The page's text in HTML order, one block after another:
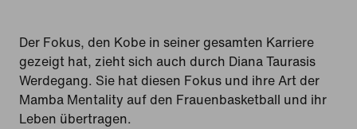
Der Fokus, den Kobe in seiner gesamten Karriere
gezeigt hat, zieht sich auch durch Diana Taurasis
Werdegang. Sie hat diesen Fokus und ihre Art der
Mamba Mentality auf den Frauenbasketball und ihr
Leben übertragen.